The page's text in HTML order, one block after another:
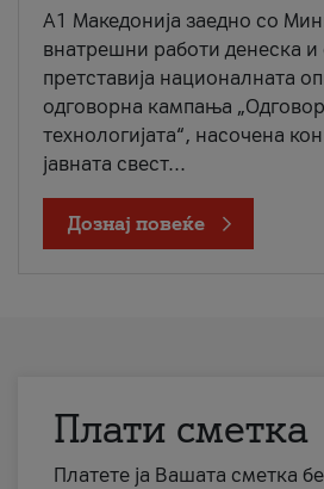
A1 Македонија заедно со
внатрешни работи денеска и
претставија националната
одговорна кампања
технологијата“, насочена
јавната свест...
Дознај повеќе
Плати сметка
Платете ја Вашата сметка